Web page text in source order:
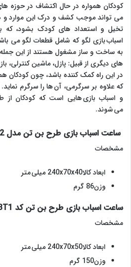
کودکان همواره در حال اکتشاف در حوزه
می تواند موجب کشف و درک این موارد
تخیل و استعداد های کودک بشود،
اسباب بازی لگو که شامل قطعات لگو می
به ساخت و ساز مشغول هستند از این
های دیگری از قبیل: پازل، ماشین کنترلی،
در این راه کمک کننده باشد، چون کودکان
که علاوه بر سرگرمی، آن ها را سرگرم
و اسباب بازی هایی است که کودکان از
می شوند.
ساعت اسباب بازی طرح بن تن مدل GISU032 مجموعه 6 عددی
مشخصات
ابعاد کالا240x70x40 میلی متر
وزن86 گرم
ساعت اسباب بازی طرح بن تن کد BT1 مجموعه 6 عددی
مشخصات
ابعاد کالا240x70x50 میلی متر
وزن150 گرم